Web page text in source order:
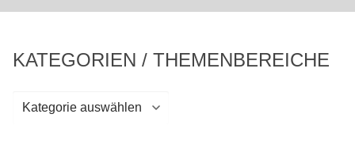
KATEGORIEN / THEMENBEREICHE
Kategorien